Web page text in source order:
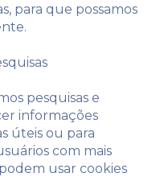
para que possamos
pesquisas e
informações
úteis ou para
com mais
usar cookies